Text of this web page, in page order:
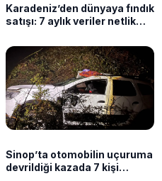
Karadeniz’den dünyaya fındık
satışı: 7 aylık veriler netlik
Sinop’ta otomobilin uçuruma
devrildiği kazada 7 kişi